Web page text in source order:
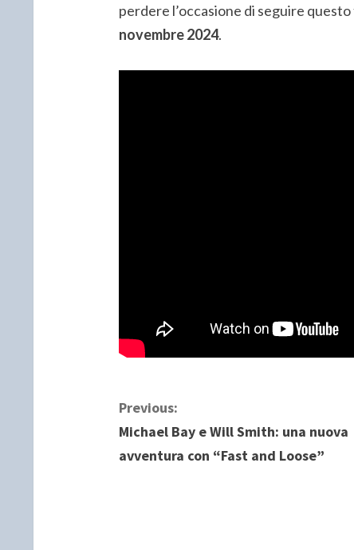
perdere l’occasione di seguire
novembre 2024.
C
o
Previous:
Michael Bay e Will Smith: una nuova
avventura con “Fast and Loose”